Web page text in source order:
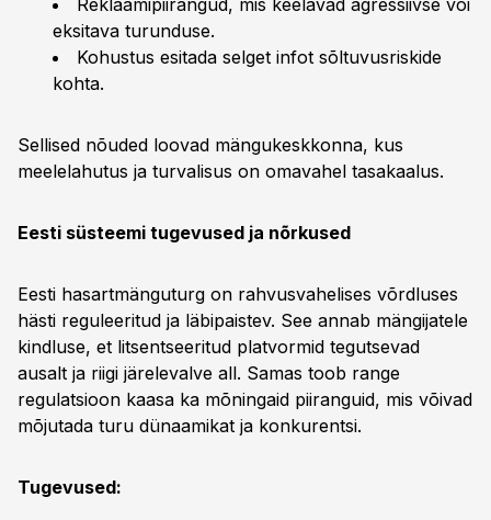
Reklaamipiirangud, mis keelavad agressiivse või
eksitava turunduse.
Kohustus esitada selget infot sõltuvusriskide
kohta.
Sellised nõuded loovad mängukeskkonna, kus
meelelahutus ja turvalisus on omavahel tasakaalus.
Eesti süsteemi tugevused ja nõrkused
Eesti hasartmänguturg on rahvusvahelises võrdluses
hästi reguleeritud ja läbipaistev. See annab mängijatele
kindluse, et litsentseeritud platvormid tegutsevad
ausalt ja riigi järelevalve all. Samas toob range
regulatsioon kaasa ka mõningaid piiranguid, mis võivad
mõjutada turu dünaamikat ja konkurentsi.
Tugevused: